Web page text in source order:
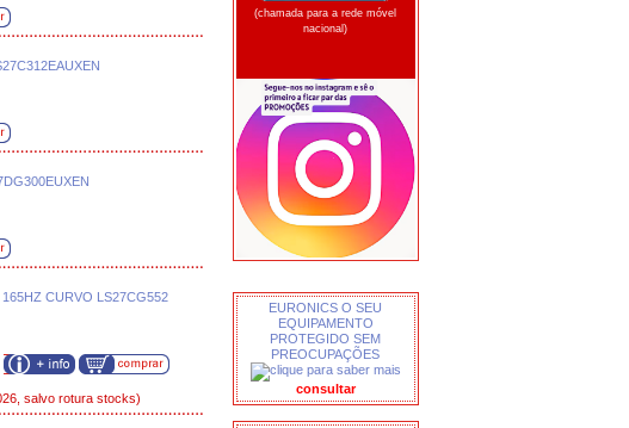
CURVO LS27CG552
salvo rotura stocks)
(chamada para a rede móvel
nacional)
EURONICS O SEU
EQUIPAMENTO
PROTEGIDO SEM
PREOCUPAÇÕES
consultar